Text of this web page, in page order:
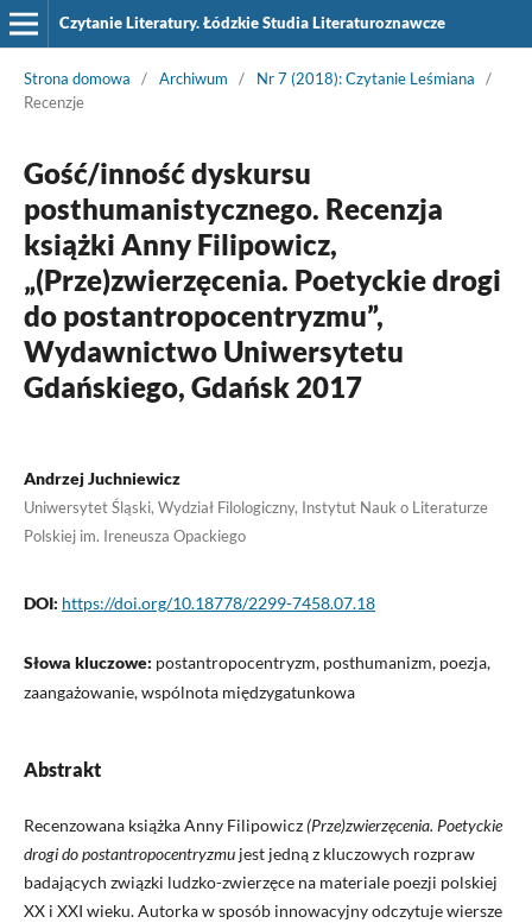
Czytanie Literatury. Łódzkie Studia Literaturoznawcze
Strona domowa / Archiwum / Nr 7 (2018): Czytanie Leśmiana
/
Recenzje
Gość/inność dyskursu
posthumanistycznego. Recenzja
książki Anny Filipowicz,
„(Prze)zwierzęcenia. Poetyckie drogi
do postantropocentryzmu”,
Wydawnictwo Uniwersytetu
Gdańskiego, Gdańsk 2017
Andrzej Juchniewicz
Uniwersytet Śląski, Wydział Filologiczny, Instytut Nauk o Literaturze
Polskiej im. Ireneusza Opackiego
DOI: https://doi.org/10.18778/2299-7458.07.18
Słowa kluczowe: postantropocentryzm, posthumanizm, poezja,
zaangażowanie, wspólnota międzygatunkowa
Abstrakt
Recenzowana książka Anny Filipowicz(Prze)zwierzęcenia. Poetyckie
drogi do postantropocentryzmu jest jedną z kluczowych rozpraw
badających związki ludzko-zwierzęce na materiale poezji polskiej
XX i XXI wieku. Autorka w sposób innowacyjny odczytuje wiersze